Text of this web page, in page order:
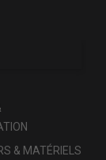
& MATÉRIELS